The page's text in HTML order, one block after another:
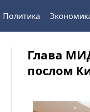
Политика
Глава
послом